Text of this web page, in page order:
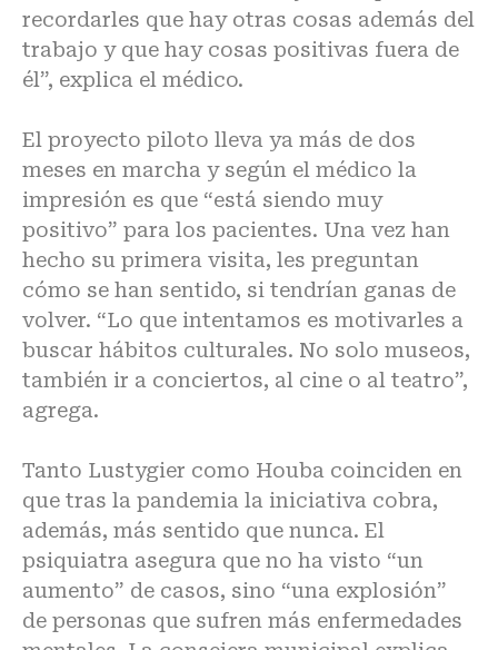
recordarles que hay otras cosas además del
trabajo y que hay cosas positivas fuera de
él”, explica el médico.
El proyecto piloto lleva ya más de dos
meses en marcha y según el médico la
impresión es que “está siendo muy
positivo” para los pacientes. Una vez han
hecho su primera visita, les preguntan
cómo se han sentido, si tendrían ganas de
volver. “Lo que intentamos es motivarles a
buscar hábitos culturales. No solo museos,
también ir a conciertos, al cine o al teatro”,
agrega.
Tanto Lustygier como Houba coinciden en
que tras la pandemia la iniciativa cobra,
además, más sentido que nunca. El
psiquiatra asegura que no ha visto “un
aumento” de casos, sino “una explosión”
de personas que sufren más enfermedades